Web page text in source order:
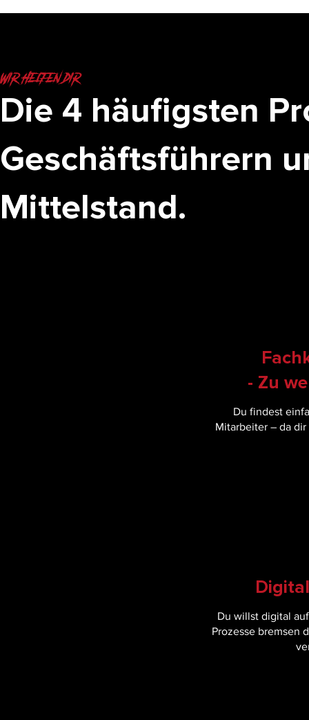
wir helfen dir
Die 4 häufigsten
Geschäftsführern
Mittelstand.
- Zu
Du findest
Mitarbeiter – da
Du willst digital
Prozesse bremsen